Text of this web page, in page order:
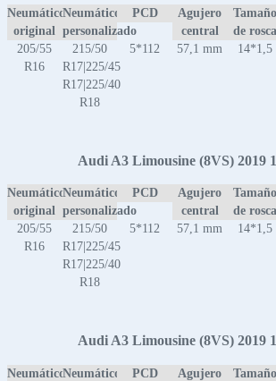
Neumático
original
Neumático
personalizado
PCD
Agujero
central
Tamaño
de rosca
205/55
R16
215/50
R17|225/45
R17|225/40
R18
5*112 57,1 mm 14*1,5
Audi A3 Limousine (8VS) 2019
Neumático
original
Neumático
personalizado
PCD
Agujero
central
Tamaño
de rosca
205/55
R16
215/50
R17|225/45
R17|225/40
R18
5*112 57,1 mm 14*1,5
Audi A3 Limousine (8VS) 2019
NeumáticoNeumático
PCD
Agujero
Tamaño